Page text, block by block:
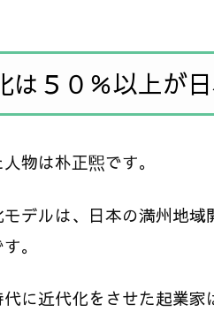
は５０％以上が
物は朴正煕です。
デルは、日本の満州地
。
に近代化をさせた起業